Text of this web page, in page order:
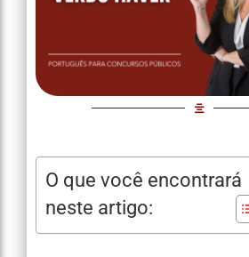
O que você encontrará
neste artigo: